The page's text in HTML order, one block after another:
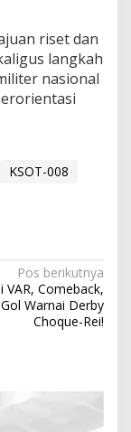
riset dan
langkah
nasional
KSOT-008
Pos berikutnya
VAR, Comeback,
Warnai Derby
Choque-Rei!